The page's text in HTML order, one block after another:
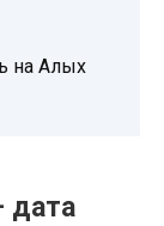
на Алых
дата